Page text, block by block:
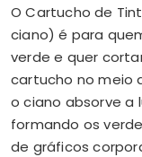
O Cartucho de
ciano) é para
verde e quer
cartucho no meio
o ciano absorve a
formando os
de gráficos